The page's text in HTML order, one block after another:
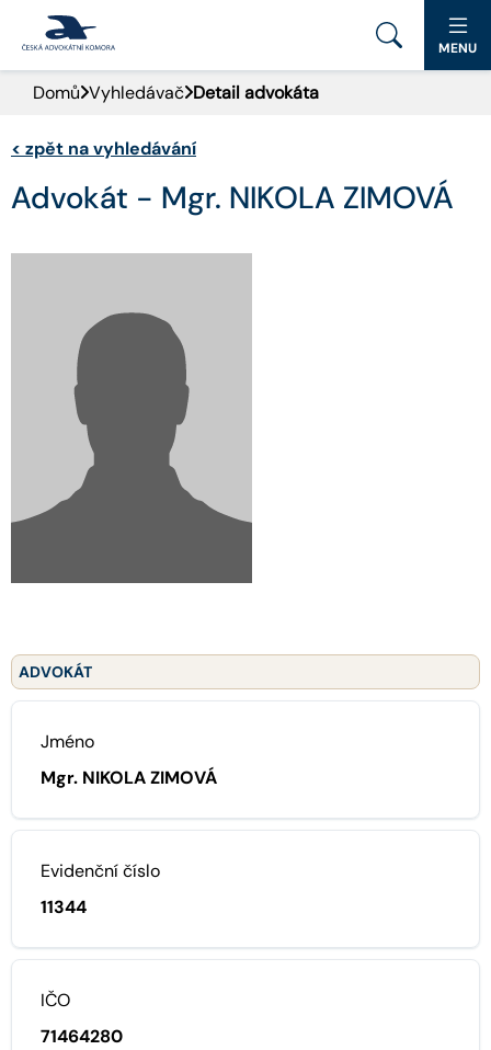
PORTÁL ČAK
DOMŮ
AKTUALITY
PRO VEŘEJNOST
ADVOKÁTNÍ DENÍK
KONTAKT
MENU
Domů Vyhledávač Detail advokáta
< zpět na vyhledávání
Advokát - Mgr. NIKOLA ZIMOVÁ
ADVOKÁT
Jméno
Mgr. NIKOLA ZIMOVÁ
Evidenční číslo
11344
IČO
71464280